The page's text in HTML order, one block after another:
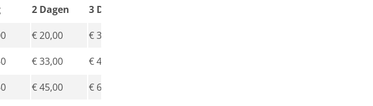
2 Dagen 3 Dagen
€ 20,00 € 30,00
€ 33,00 € 49,50
€ 45,00 € 67,50